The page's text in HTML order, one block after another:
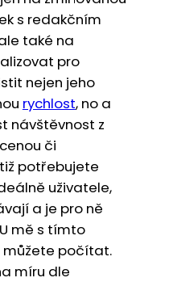
s redakčním
také na
pro
nejen jeho
rychlost, no a
návštěvnost z
či
potřebujete
uživatele,
a je pro ně
mě s tímto
počítat.
míru dle